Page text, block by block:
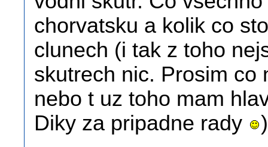
chorvatsku a kolik co
clunech (i tak z toho
skutrech nic. Prosim co
nebo t uz toho mam
Diky za pripadne rady
)